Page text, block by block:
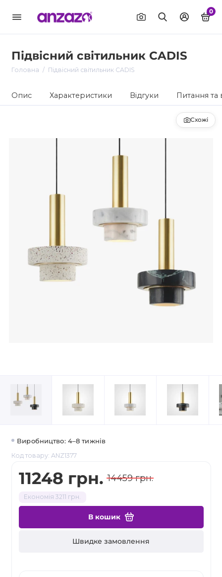
0
Підвісний світильник CADIS
Головна Підвісний світильник CADIS
Опис Характеристики Відгуки Питання та
Схожі
Виробництво: 4–8 тижнів
Код товару: ANZ1377
11248 грн. 14459 грн.
Економія 3211 грн.
В кошик
Швидке замовлення